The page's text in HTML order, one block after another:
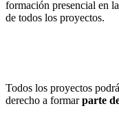
formación presencial en
de todos los proyectos.
Todos los proyectos
derecho a formarparte